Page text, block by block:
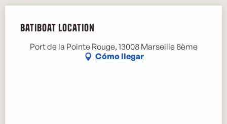
Batiboat Location
Port de la Pointe Rouge, 13008 Marseille 8ème
Cómo llegar